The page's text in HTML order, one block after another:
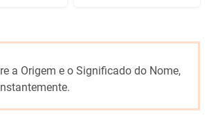
a Origem e o Significado do Nome,